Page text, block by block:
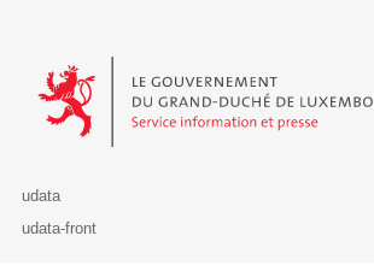
Le Gouvernement du Grand-Duché de
udata
udata-front